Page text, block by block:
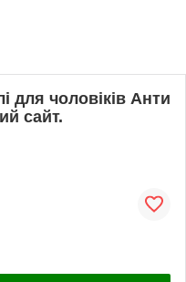
для чоловіків Анти
сайт.